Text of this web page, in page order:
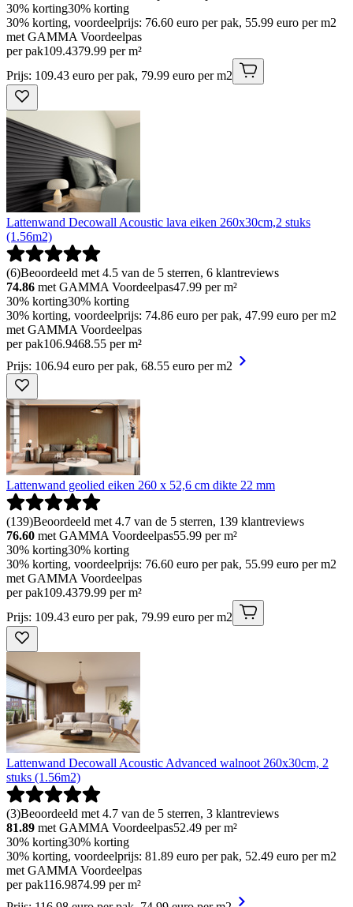
30% korting30% korting
30% korting, voordeelprijs: 76.60 euro per pak, 55.99 euro per m2
met GAMMA Voordeelpas
per pak109.4379.99 per m²
Prijs: 109.43 euro per pak, 79.99 euro per m2
Lattenwand Decowall Acoustic lava eiken 260x30cm,2 stuks
(1.56m2)
(6)Beoordeeld met 4.5 van de 5 sterren, 6 klantreviews
74.86 met GAMMA Voordeelpas47.99 per m²
30% korting30% korting
30% korting, voordeelprijs: 74.86 euro per pak, 47.99 euro per m2
met GAMMA Voordeelpas
per pak106.9468.55 per m²
Prijs: 106.94 euro per pak, 68.55 euro per m2
Lattenwand geolied eiken 260 x 52,6 cm dikte 22 mm
(139)Beoordeeld met 4.7 van de 5 sterren, 139 klantreviews
76.60 met GAMMA Voordeelpas55.99 per m²
30% korting30% korting
30% korting, voordeelprijs: 76.60 euro per pak, 55.99 euro per m2
met GAMMA Voordeelpas
per pak109.4379.99 per m²
Prijs: 109.43 euro per pak, 79.99 euro per m2
Lattenwand Decowall Acoustic Advanced walnoot 260x30cm, 2
stuks (1.56m2)
(3)Beoordeeld met 4.7 van de 5 sterren, 3 klantreviews
81.89 met GAMMA Voordeelpas52.49 per m²
30% korting30% korting
30% korting, voordeelprijs: 81.89 euro per pak, 52.49 euro per m2
met GAMMA Voordeelpas
per pak116.9874.99 per m²